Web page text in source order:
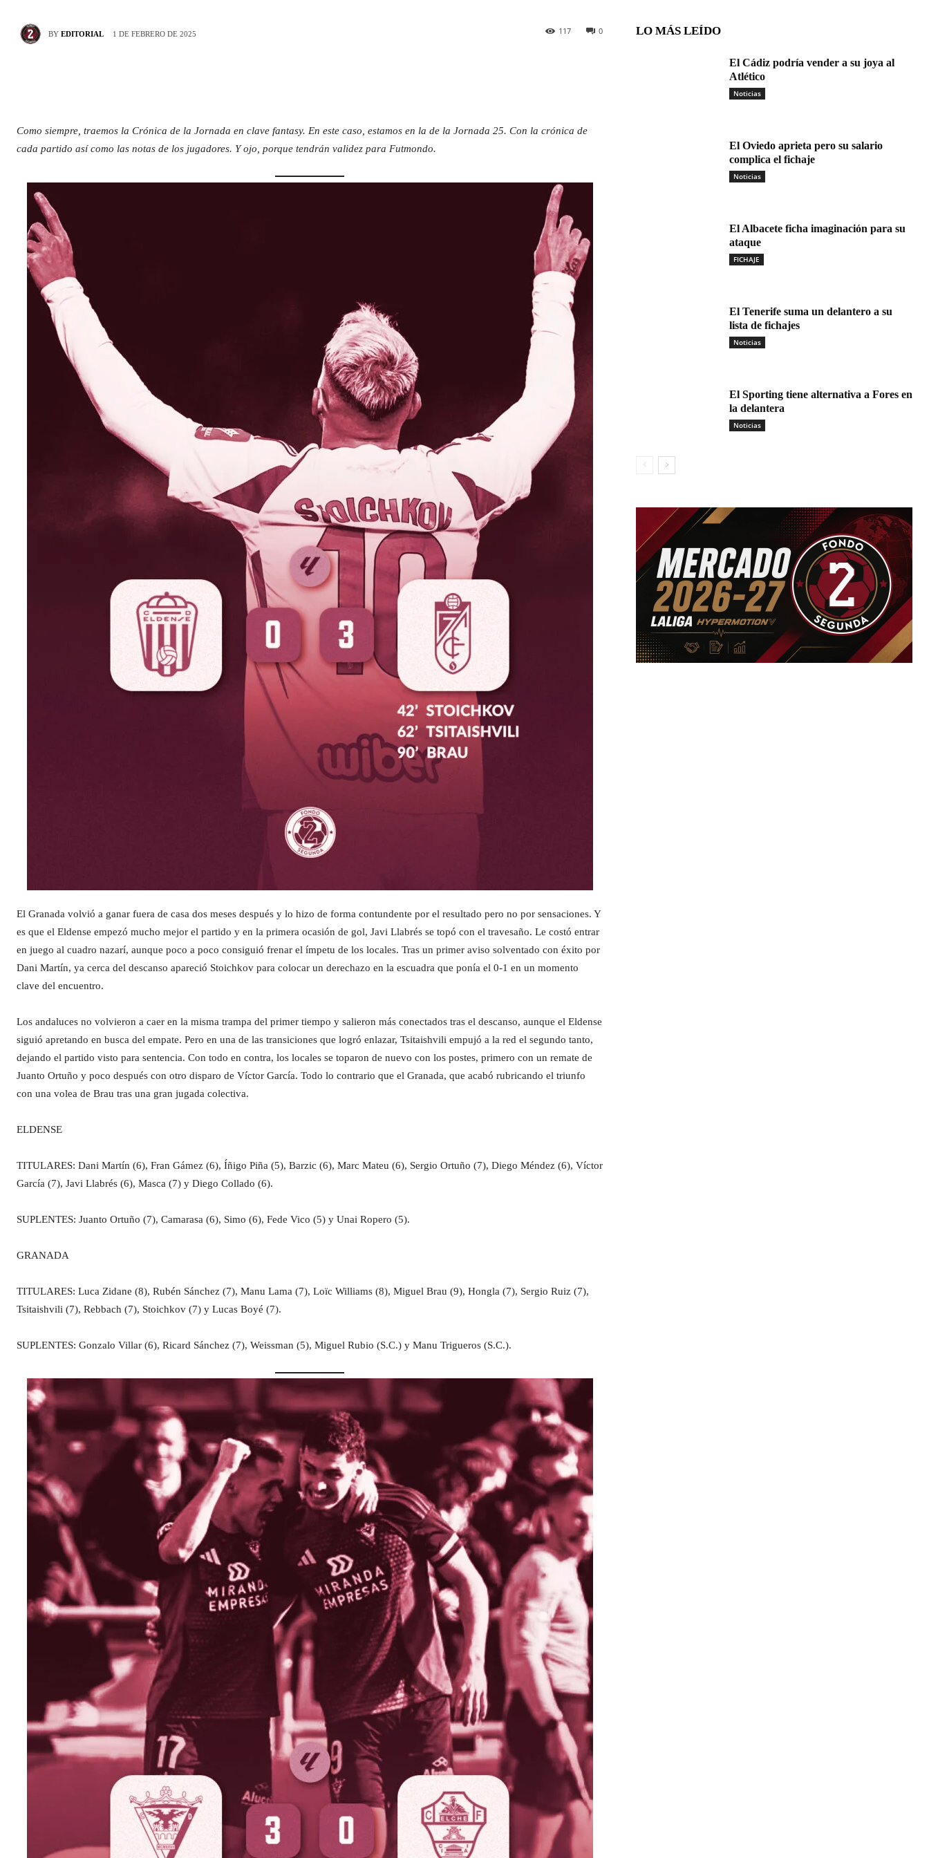
BY EDITORIAL 1 DE FEBRERO DE 2025 0
117
Como siempre, traemos la Crónica de la Jornada en clave fantasy. En este caso, estamos en la de la Jornada 25. Con la crónica de
cada partido así como las notas de los jugadores. Y ojo, porque tendrán validez para Futmondo.
El Granada volvió a ganar fuera de casa dos meses después y lo hizo de forma contundente por el resultado pero no por sensaciones. Y
es que el Eldense empezó mucho mejor el partido y en la primera ocasión de gol, Javi Llabrés se topó con el travesaño. Le costó entrar
en juego al cuadro nazarí, aunque poco a poco consiguió frenar el ímpetu de los locales. Tras un primer aviso solventado con éxito por
Dani Martín, ya cerca del descanso apareció Stoichkov para colocar un derechazo en la escuadra que ponía el 0-1 en un momento
clave del encuentro.
Los andaluces no volvieron a caer en la misma trampa del primer tiempo y salieron más conectados tras el descanso, aunque el Eldense
siguió apretando en busca del empate. Pero en una de las transiciones que logró enlazar, Tsitaishvili empujó a la red el segundo tanto,
dejando el partido visto para sentencia. Con todo en contra, los locales se toparon de nuevo con los postes, primero con un remate de
Juanto Ortuño y poco después con otro disparo de Víctor García. Todo lo contrario que el Granada, que acabó rubricando el triunfo
con una volea de Brau tras una gran jugada colectiva.
ELDENSE
TITULARES: Dani Martín (6), Fran Gámez (6), Íñigo Piña (5), Barzic (6), Marc Mateu (6), Sergio Ortuño (7), Diego Méndez (6), Víctor
García (7), Javi Llabrés (6), Masca (7) y Diego Collado (6).
SUPLENTES: Juanto Ortuño (7), Camarasa (6), Simo (6), Fede Vico (5) y Unai Ropero (5).
GRANADA
TITULARES: Luca Zidane (8), Rubén Sánchez (7), Manu Lama (7), Loïc Williams (8), Miguel Brau (9), Hongla (7), Sergio Ruiz (7),
Tsitaishvili (7), Rebbach (7), Stoichkov (7) y Lucas Boyé (7).
SUPLENTES: Gonzalo Villar (6), Ricard Sánchez (7), Weissman (5), Miguel Rubio (S.C.) y Manu Trigueros (S.C.).
LO MÁS LEÍDO
El Cádiz podría vender a su joya al
Atlético
Noticias
El Oviedo aprieta pero su salario
complica el fichaje
Noticias
El Albacete ficha imaginación para su
ataque
FICHAJE
El Tenerife suma un delantero a su
lista de fichajes
Noticias
El Sporting tiene alternativa a Fores en
la delantera
Noticias